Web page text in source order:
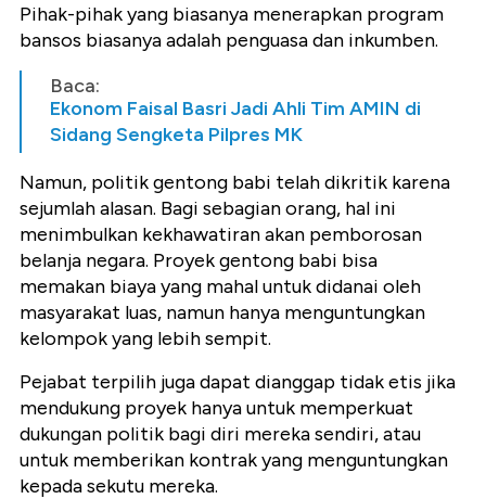
Pihak-pihak yang biasanya menerapkan program
bansos biasanya adalah penguasa dan inkumben.
Baca:
Ekonom Faisal Basri Jadi Ahli Tim AMIN di
Sidang Sengketa Pilpres MK
Namun, politik gentong babi telah dikritik karena
sejumlah alasan. Bagi sebagian orang, hal ini
menimbulkan kekhawatiran akan pemborosan
belanja negara. Proyek gentong babi bisa
memakan biaya yang mahal untuk didanai oleh
masyarakat luas, namun hanya menguntungkan
kelompok yang lebih sempit.
Pejabat terpilih juga dapat dianggap tidak etis jika
mendukung proyek hanya untuk memperkuat
dukungan politik bagi diri mereka sendiri, atau
untuk memberikan kontrak yang menguntungkan
kepada sekutu mereka.